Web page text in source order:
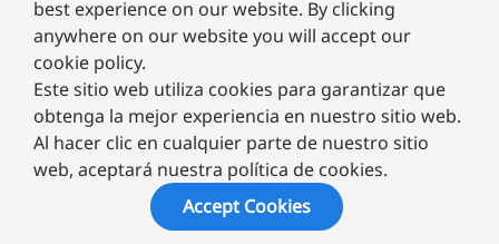
de
formulación
2026 Megafarma
Aviso de Privacidad
best experience on our website. By clicking
anywhere on our website you will accept our
cookie policy.
Este sitio web utiliza cookies para garantizar que
obtenga la mejor experiencia en nuestro sitio web.
Al hacer clic en cualquier parte de nuestro sitio
web, aceptará nuestra política de cookies.
Accept Cookies